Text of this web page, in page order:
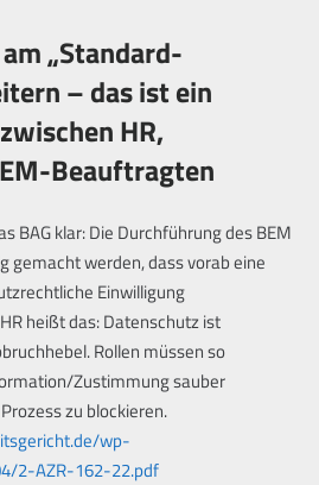
„Standard-
– das ist ein
HR,
Beauftragten
BAG klar: Die Durchführung des BEM
gemacht werden, dass vorab eine
Einwilligung
heißt das: Datenschutz ist
Rollen müssen so
Zustimmung sauber
zu blockieren.
wp-
2-AZR-162-22.pdf